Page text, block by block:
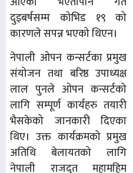
दुइबर्षसम्म कोभिड १९ को
कारणले सपन्न भएको थिएन।
नेपाली ओपन कन्सर्टका प्रमुख
संयोजन तथा बरिष्ठ उपाध्यक्ष
लाल पुनले ओपन कन्सर्टको
लागि सम्पूर्ण कार्यहरु तयारी
भैसकेको जानकारी दिएका
थिए। उक्त कार्यक्रमको प्रमुख
अतिथि बेलायतको लागि
नेपाली राजदुत महामहिम